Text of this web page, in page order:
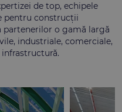
de top, echipele
pentru construcții
partenerilor o gamă largă
industriale, comerciale,